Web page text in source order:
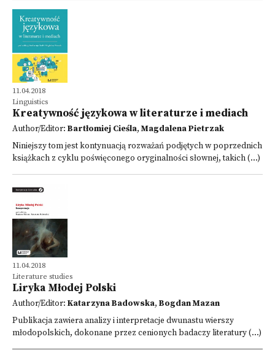
11.04.2018
Linguistics
Kreatywność językowa w literaturze i mediach
Author/Editor: Bartłomiej Cieśla,Magdalena Pietrzak
Niniejszy tom jest kontynuacją rozważań podjętych w poprzednich
książkach z cyklu poświęconego oryginalności słownej, takich (...)
11.04.2018
Literature studies
Liryka Młodej Polski
Author/Editor: Katarzyna Badowska, Bogdan Mazan
Publikacja zawiera analizy i interpretacje dwunastu wierszy
młodopolskich, dokonane przez cenionych badaczy literatury (...)